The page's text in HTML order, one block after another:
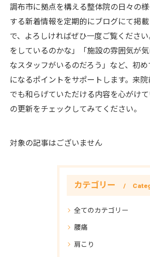
調布市に拠点を構える整体院の日々の
する新着情報を定期的にブログにて掲
で、よろしければぜひ一度ご覧くださ
をしているのかな」「施設の雰囲気が
なスタッフがいるのだろう」など、初
になるポイントをサポートします。来
でも和らげていただける内容を心がけ
の更新をチェックしてみてください。
対象の記事はございません
カテゴリー
全てのカテゴリー
腰痛
肩こり